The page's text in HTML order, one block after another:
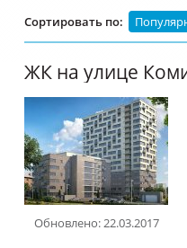
Сортировать по:
ЖК на улице
Обновлено: 22.03.2017